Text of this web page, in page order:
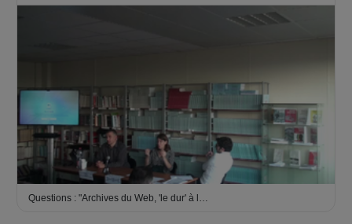
Questions : "Archives du Web, 'le dur' à l…